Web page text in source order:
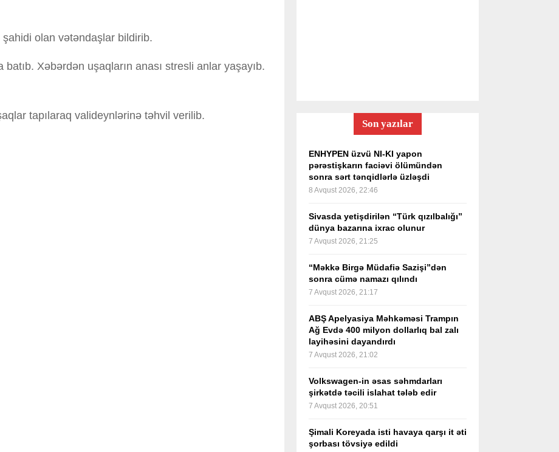
olan vətəndaşlar bildirib.
Xəbərdən uşaqların anası stresli anlar yaşayıb.
tapılaraq valideynlərinə təhvil verilib.
Son yazılar
ENHYPEN üzvü NI-KI yapon
pərəstişkarın faciəvi ölümündən
sonra sərt tənqidlərlə üzləşdi
8 Avqust 2026, 22:46
Sivasda yetişdirilən “Türk qızılbalığı”
dünya bazarına ixrac olunur
7 Avqust 2026, 21:25
“Məkkə Birgə Müdafiə Sazişi”dən
sonra cümə namazı qılındı
7 Avqust 2026, 21:17
ABŞ Apelyasiya Məhkəməsi Trampın
Ağ Evdə 400 milyon dollarlıq bal zalı
layihəsini dayandırdı
7 Avqust 2026, 21:02
Volkswagen-in əsas səhmdarları
şirkətdə təcili islahat tələb edir
7 Avqust 2026, 20:51
Şimali Koreyada isti havaya qarşı it əti
şorbası tövsiyə edildi